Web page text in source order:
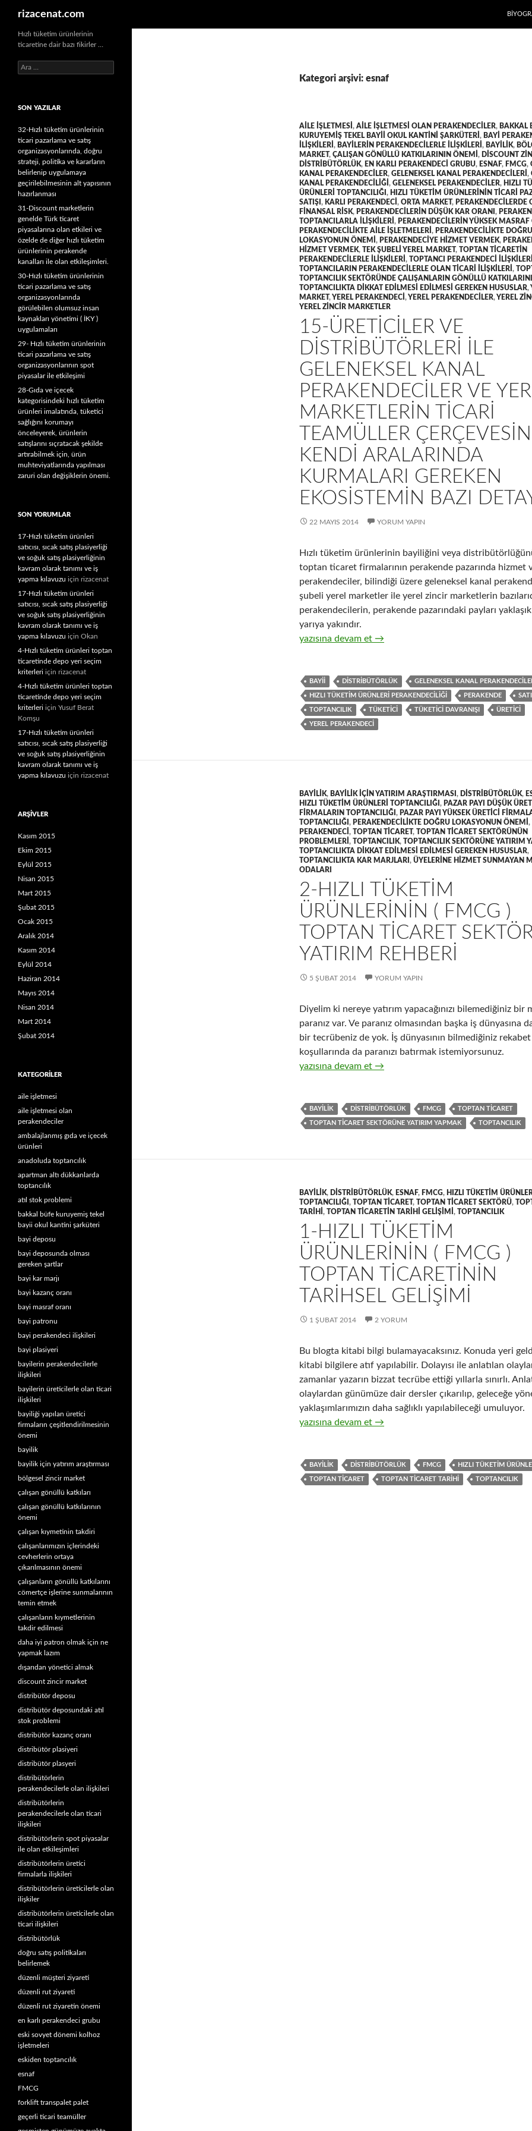
rizacenat.com
Kategori arşivi: esnaf
AILE IŞLETMESI , AILE IŞLETMESI OLAN PERAKENDECILER, BAKKAL
KURUYEMIŞ TEKEL BAYII OKUL KANTINI ŞARKÜTERI , BAYI
ILIŞKILERI , BAYILERIN PERAKENDECILERLE ILIŞKILERI , BAYILIK,
MARKET, ÇALIŞAN GÖNÜLLÜ KATKILARININ ÖNEMI , DISCOUNT
DISTRIBÜTÖRLÜK, EN KARLI PERAKENDECI GRUBU, ESNAF, FMCG,
KANAL PERAKENDECILER, GELENEKSEL KANAL PERAKENDECILERI ,
KANAL PERAKENDECILIĞI , GELENEKSEL PERAKENDECILER, HIZLI
ÜRÜNLERI TOPTANCILIĞI , HIZLI TÜKETIM ÜRÜNLERININ TICARI
SATIŞI , KARLI PERAKENDECI , ORTA MARKET, PERAKENDECILERDE
FINANSAL RISK, PERAKENDECILERIN DÜŞÜK KAR ORANI ,
TOPTANCILARLA ILIŞKILERI , PERAKENDECILERIN YÜKSEK MASRAF
PERAKENDECILIKTE AILE IŞLETMELERI , PERAKENDECILIKTE DOĞRU
LOKASYONUN ÖNEMI , PERAKENDECIYE HIZMET VERMEK,
HIZMET VERMEK, TEK ŞUBELI YEREL MARKET, TOPTAN TICARETIN
PERAKENDECILERLE ILIŞKILERI , TOPTANCI PERAKENDECI ILIŞKILERI
TOPTANCILARIN PERAKENDECILERLE OLAN TICARI ILIŞKILERI ,
TOPTANCILIK SEKTÖRÜNDE ÇALIŞANLARIN GÖNÜLLÜ
TOPTANCILIKTA DIKKAT EDILMESI EDILMESI GEREKEN HUSUSLAR,
MARKET,YEREL PERAKENDECI ,YEREL PERAKENDECILER,YEREL
YEREL ZINCIR MARKETLER
15-ÜRETICILER VE
DISTRIBÜTÖRLERI ILE
GELENEKSEL KANAL
PERAKENDECILER VE
MARKETLERIN TICARI
TEAMÜLLER
KENDI ARALARINDA
KURMALARI GEREKEN
EKOSISTEMIN BAZI
22 MAYIS 2014 YORUM YAPIN
Hızlı tüketim ürünlerinin bayiliğini veya
toptan ticaret firmalarının perakende pazarında hizmet
perakendeciler, bilindiği üzere geleneksel kanal
şubeli yerel marketler ile yerel zincir marketlerin
perakendecilerin, perakende pazarındaki payları
yarıya yakındır.
15-Üreticiler ve distribütörleri ile geleneksel kanal
yazısına devam et →
BAYII DISTRIBÜTÖRLÜK GELENEKSEL KANAL
HIZLI TÜKETIM ÜRÜNLERI PERAKENDECILIĞI PERAKENDE
TOPTANCILIK TÜKETICI TÜKETICI DAVRANIŞI ÜRETICI
YEREL PERAKENDECI
BAYILIK, BAYILIK IÇIN YATIRIM ARAŞTIRMASI , DISTRIBÜTÖRLÜK,
HIZLI TÜKETIM ÜRÜNLERI TOPTANCILIĞI , PAZAR PAYI DÜŞÜK
FIRMALARIN TOPTANCILIĞI , PAZAR PAYI YÜKSEK ÜRETICI
TOPTANCILIĞI , PERAKENDECILIKTE DOĞRU LOKASYONUN ÖNEMI ,
PERAKENDECI , TOPTAN TICARET, TOPTAN TICARET SEKTÖRÜNÜN
PROBLEMLERI , TOPTANCILIK, TOPTANCILIK SEKTÖRÜNE YATIRIM
TOPTANCILIKTA DIKKAT EDILMESI EDILMESI GEREKEN HUSUSLAR,
TOPTANCILIKTA KAR MARJLARI , ÜYELERINE HIZMET SUNMAYAN
ODALARI
2-HIZLI TÜKETIM
ÜRÜNLERININ ( FMCG )
TOPTAN TICARET
YATIRIM REHBERI
5 ŞUBAT 2014 YORUM YAPIN
Diyelim ki nereye yatırım yapacağınızı bilemediğiniz bir
paranız var. Ve paranız olmasından başka iş dünyasına
bir tecrübeniz de yok. İş dünyasının bilmediğiniz rekabet
koşullarında da paranızı batırmak istemiyorsunuz.
2-Hızlı tüketim ürünlerinin ( FMCG ) toptan ticaret
yazısına devam et →
BAYILIK DISTRIBÜTÖRLÜK FMCG TOPTAN TICARET
TOPTAN TICARET SEKTÖRÜNE YATIRIM YAPMAK TOPTANCILIK
BAYILIK, DISTRIBÜTÖRLÜK, ESNAF, FMCG, HIZLI TÜKETIM
TOPTANCILIĞI , TOPTAN TICARET, TOPTAN TICARET SEKTÖRÜ,
TARIHI , TOPTAN TICARETIN TARIHI GELIŞIMI , TOPTANCILIK
1-HIZLI TÜKETIM
ÜRÜNLERININ ( FMCG )
TOPTAN TICARETININ
TARIHSEL GELIŞIMI
1 ŞUBAT 2014 2 YORUM
Bu blogta kitabi bilgi bulamayacaksınız. Konuda yeri
kitabi bilgilere atıf yapılabilir. Dolayısı ile anlatılan
zamanlar yazarın bizzat tecrübe ettiği yıllarla sınırlı.
olaylardan günümüze dair dersler çıkarılıp, geleceğe
yaklaşımlarımızın daha sağlıklı yapılabileceği umuluyor.
1-Hızlı tüketim ürünlerinin ( FMCG ) toptan ticaretinin
yazısına devam et →
BAYILIK DISTRIBÜTÖRLÜK FMCG HIZLI TÜKETIM
TOPTAN TICARET TOPTAN TICARET TARIHI TOPTANCILIK
Hızlı tüketim ürünlerinin
ticaretine dair bazı fikirler …
A
r
a
SON YAZILAR
32-Hızlı tüketim ürünlerinin
ticari pazarlama ve satış
organizasyonlarında, doğru
strateji, politika ve kararların
belirlenip uygulamaya
geçirilebilmesinin alt yapısının
hazırlanması
31-Discount marketlerin
genelde Türk ticaret
piyasalarına olan etkileri ve
özelde de diğer hızlı tüketim
ürünlerinin perakende
kanalları ile olan etkileşimleri.
30-Hızlı tüketim ürünlerinin
ticari pazarlama ve satış
organizasyonlarında
görülebilen olumsuz insan
kaynakları yönetimi ( İKY )
uygulamaları
29- Hızlı tüketim ürünlerinin
ticari pazarlama ve satış
organizasyonlarının spot
piyasalar ile etkileşimi
28-Gıda ve içecek
kategorisindeki hızlı tüketim
ürünleri imalatında, tüketici
sağlığını korumayı
önceleyerek, ürünlerin
satışlarını sıçratacak şekilde
artırabilmek için, ürün
muhteviyatlarında yapılması
zaruri olan değişiklerin önemi.
SON YORUMLAR
17-Hızlı tüketim ürünleri
satıcısı, sıcak satış plasiyerliği
ve soğuk satış plasiyerliğinin
kavram olarak tanımı ve iş
yapma kılavuzu için rizacenat
17-Hızlı tüketim ürünleri
satıcısı, sıcak satış plasiyerliği
ve soğuk satış plasiyerliğinin
kavram olarak tanımı ve iş
yapma kılavuzu için Okan
4-Hızlı tüketim ürünleri toptan
ticaretinde depo yeri seçim
kriterleri için rizacenat
4-Hızlı tüketim ürünleri toptan
ticaretinde depo yeri seçim
kriterleri için Yusuf Berat
Komşu
17-Hızlı tüketim ürünleri
satıcısı, sıcak satış plasiyerliği
ve soğuk satış plasiyerliğinin
kavram olarak tanımı ve iş
yapma kılavuzu için rizacenat
ARŞIVLER
Kasım 2015
Ekim 2015
Eylül 2015
Nisan 2015
Mart 2015
Şubat 2015
Ocak 2015
Aralık 2014
Kasım 2014
Eylül 2014
Haziran 2014
Mayıs 2014
Nisan 2014
Mart 2014
Şubat 2014
KATEGORILER
aile işletmesi
aile işletmesi olan
perakendeciler
ambalajlanmış gıda ve içecek
ürünleri
anadoluda toptancılık
apartman altı dükkanlarda
toptancılık
atıl stok problemi
bakkal büfe kuruyemiş tekel
bayii okul kantini şarküteri
bayi deposu
bayi deposunda olması
gereken şartlar
bayi kar marjı
bayi kazanç oranı
bayi masraf oranı
bayi patronu
bayi perakendeci ilişkileri
bayi plasiyeri
bayilerin perakendecilerle
ilişkileri
bayilerin üreticilerle olan ticari
ilişkileri
bayiliği yapılan üretici
firmaların çeşitlendirilmesinin
önemi
bayilik
bayilik için yatırım araştırması
bölgesel zincir market
çalışan gönüllü katkıları
çalışan gönüllü katkılarının
önemi
çalışan kıymetinin takdiri
çalışanlarımızın içlerindeki
cevherlerin ortaya
çıkarılmasının önemi
çalışanların gönüllü katkılarını
cömertçe işlerine sunmalarının
temin etmek
çalışanların kıymetlerinin
takdir edilmesi
daha iyi patron olmak için ne
yapmak lazım
dışarıdan yönetici almak
discount zincir market
distribütör deposu
distribütör deposundaki atıl
stok problemi
distribütör kazanç oranı
distribütör plasiyeri
distribütör plasyeri
distribütörlerin
perakendecilerle olan ilişkileri
distribütörlerin
perakendecilerle olan ticari
ilişkileri
distribütörlerin spot piyasalar
ile olan etkileşimleri
distribütörlerin üretici
firmalarla ilişkileri
distribütörlerin üreticilerle olan
ilişkiler
distribütörlerin üreticilerle olan
ticari ilişkileri
distribütörlük
doğru satış politikaları
belirlemek
düzenli müşteri ziyareti
düzenli rut ziyareti
düzenli rut ziyaretin önemi
en karlı perakendeci grubu
eski sovyet dönemi kolhoz
işletmeleri
eskiden toptancılık
esnaf
FMCG
forklift transpalet palet
geçerli ticari teamüller